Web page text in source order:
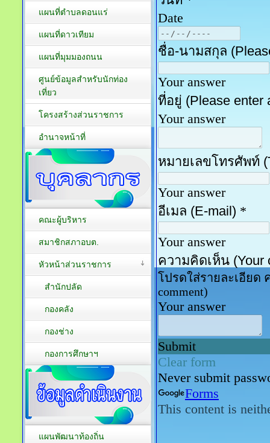
แผนที่ตำบลดอนแร่
แผนที่ดาวเทียม
แผนที่มุมมองถนน
ศูนย์ข้อมูลสำหรับนักท่อง
เที่ยว
โครงสร้างส่วนราชการ
อำนาจหน้าที่
คณะผู้บริหาร
สมาชิกสภาอบต.
หัวหน้าส่วนราชการ
สำนักปลัด
กองคลัง
กองช่าง
กองการศึกษาฯ
แผนพัฒนาท้องถิ่น